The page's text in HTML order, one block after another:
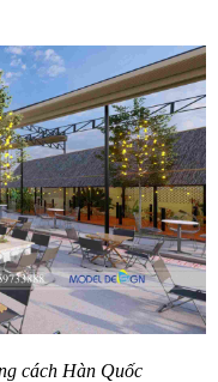
cách Hàn Quốc